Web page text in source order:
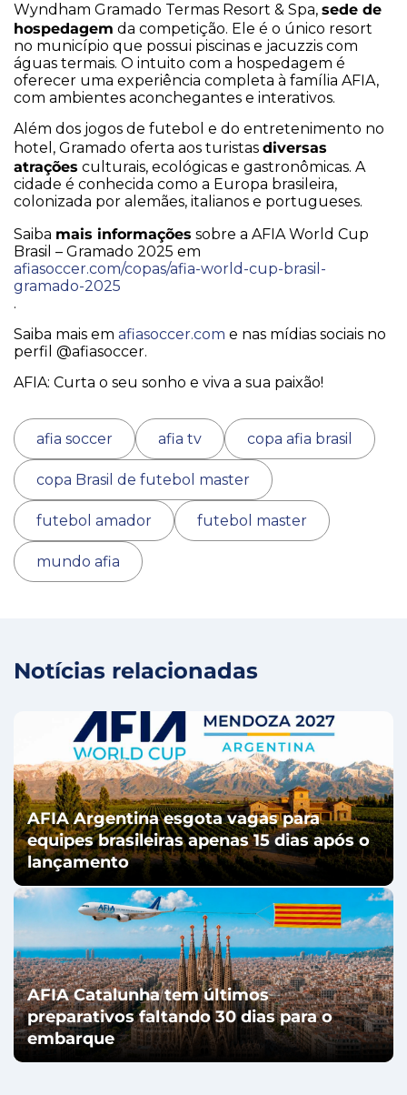
Wyndham Gramado Termas Resort & Spa, sede de
hospedagem da competição. Ele é o único resort
no município que possui piscinas e jacuzzis com
águas termais. O intuito com a hospedagem é
oferecer uma experiência completa à família AFIA,
com ambientes aconchegantes e interativos.
Além dos jogos de futebol e do entretenimento no
hotel, Gramado oferta aos turistas diversas
atrações culturais, ecológicas e gastronômicas. A
cidade é conhecida como a Europa brasileira,
colonizada por alemães, italianos e portugueses.
Saiba mais informações sobre a AFIA World Cup
Brasil – Gramado 2025 em
afiasoccer.com/copas/afia-world-cup-brasil-
gramado-2025
.
Saiba mais em afiasoccer.com e nas mídias sociais no
perfil @afiasoccer.
AFIA: Curta o seu sonho e viva a sua paixão!
afia soccer afia tv copa afia brasil
copa Brasil de futebol master
futebol amador futebol master
mundo afia
Notícias relacionadas
AFIA Argentina esgota vagas para
equipes brasileiras apenas 15 dias após o
lançamento
AFIA Catalunha tem últimos
preparativos faltando 30 dias para o
embarque